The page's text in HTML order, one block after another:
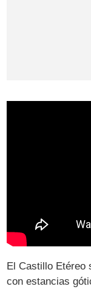
El Castillo Etéreo
con estancias